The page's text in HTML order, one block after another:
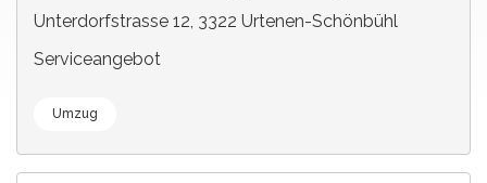
Unterdorfstrasse 12, 3322 Urtenen-Schönbühl
Serviceangebot
Umzug